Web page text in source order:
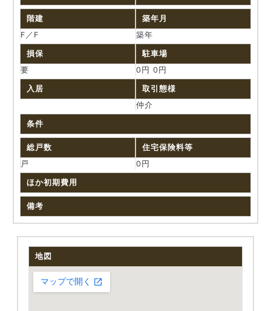
階建
F／F
築年月
築年
損保
要
駐車場
0円 0円
入居
取引態様
仲介
条件
総戸数
戸
住宅保険料等
0円
ほか初期費用
備考
地図